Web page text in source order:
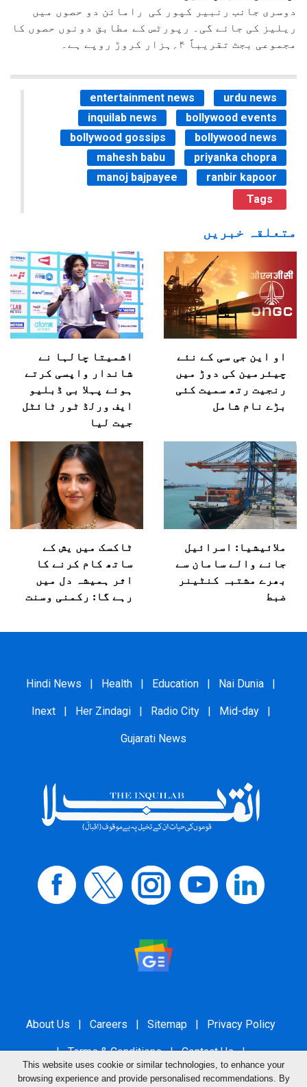
دوسری جانب رنبیر کپور کی رامائن دو حصوں میں
ریلیز کی جائے گی۔ رپورٹس کے مطابق دونوں حصوں کا
مجموعی بجٹ تقریباً ۴؍ہزار کروڑ روپے ہے۔
entertainment news
urdu news
inquilab news
bollywood events
bollywood gossips
bollywood news
mahesh babu
priyanka chopra
manoj bajpayee
ranbir kapoor
Tags
متعلقہ خبریں
او این جی سی کے نئے
چیئرمین کی دوڑ میں
رنجیت رتھ سمیت کئی
بڑے نام شامل
اشمیتا چالہا نے
شاندار واپسی کرتے
ہوئے پہلا بی ڈبلیو
ایف ورلڈ ٹور ٹائٹل
جیت لیا
ملائیشیا: اسرائیل
جانے والے سامان سے
بھرے مشتبہ کنٹینر
ضبط
ٹاکسک میں یش کے
ساتھ کام کرنے کا
اثر ہمیشہ دل میں
رہے گا: رکمنی وسنت
Hindi News | Health | Education | Nai Dunia |
Inext | Her Zindagi | Radio City | Mid-day |
Gujarati News
About Us | Careers | Sitemap | Privacy Policy
| Terms & Conditions | Contact Us |
Grievance Redressal
This website uses cookie or similar technologies, to enhance your
browsing experience and provide personalised recommendations. By